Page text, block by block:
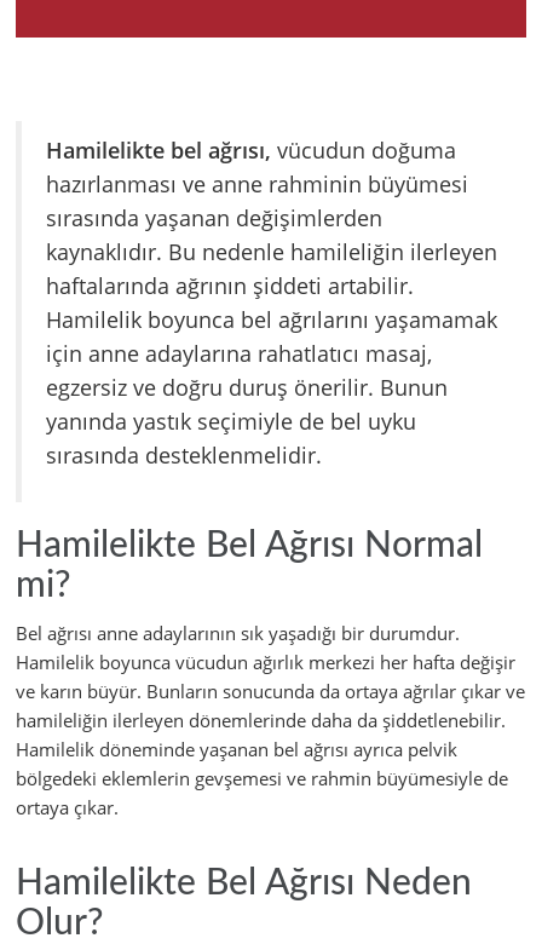
Hamilelikte bel ağrısı, vücudun doğuma
hazırlanması ve anne rahminin büyümesi
sırasında yaşanan değişimlerden
kaynaklıdır. Bu nedenle hamileliğin ilerleyen
haftalarında ağrının şiddeti artabilir.
Hamilelik boyunca bel ağrılarını yaşamamak
için anne adaylarına rahatlatıcı masaj,
egzersiz ve doğru duruş önerilir. Bunun
yanında yastık seçimiyle de bel uyku
sırasında desteklenmelidir.
Hamilelikte Bel Ağrısı Normal
mi?
Bel ağrısı anne adaylarının sık yaşadığı bir durumdur.
Hamilelik boyunca vücudun ağırlık merkezi her hafta değişir
ve karın büyür. Bunların sonucunda da ortaya ağrılar çıkar ve
hamileliğin ilerleyen dönemlerinde daha da şiddetlenebilir.
Hamilelik döneminde yaşanan bel ağrısı ayrıca pelvik
bölgedeki eklemlerin gevşemesi ve rahmin büyümesiyle de
ortaya çıkar.
Hamilelikte Bel Ağrısı Neden
Olur?